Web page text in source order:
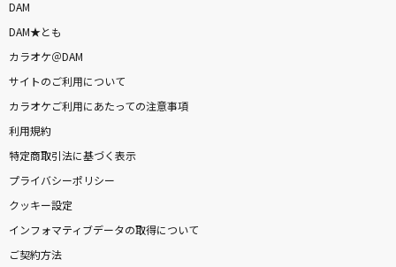
花束
ILLUSION
INVOICE
[生音]恋の終わりの名古屋にひとり
水森かおり
DAM
DAM★とも
カラオケ＠DAM
サイトのご利用について
カラオケご利用にあたっての注意事項
利用規約
特定商取引法に基づく表示
プライバシーポリシー
クッキー設定
インフォマティブデータの取得について
ご契約方法